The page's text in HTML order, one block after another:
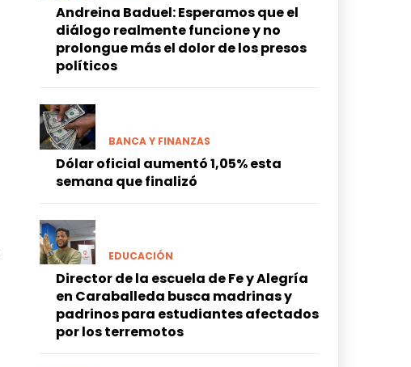
Andreina Baduel: Esperamos que el
diálogo realmente funcione y no
prolongue más el dolor de los presos
políticos
BANCA Y FINANZAS
Dólar oficial aumentó 1,05% esta
semana que finalizó
EDUCACIÓN
Director de la escuela de Fe y Alegría
en Caraballeda busca madrinas y
padrinos para estudiantes afectados
por los terremotos